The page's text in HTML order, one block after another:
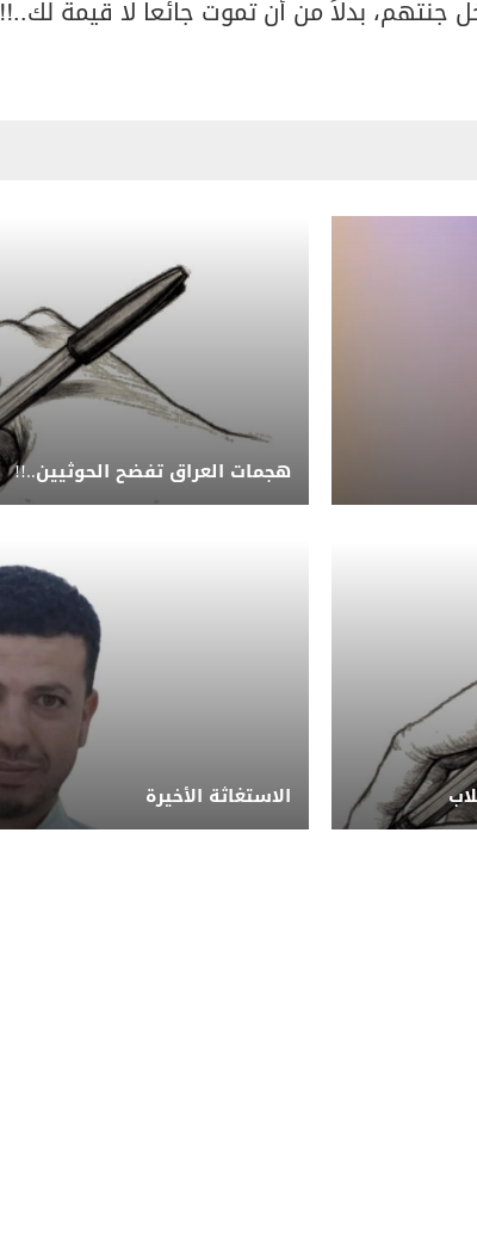
جنتهم، بدلاً من أن تموت جائعاً لا قيمة لك..!!
هجمات العراق تفضح الحوثيين..!!
الاستغاثة الأخيرة